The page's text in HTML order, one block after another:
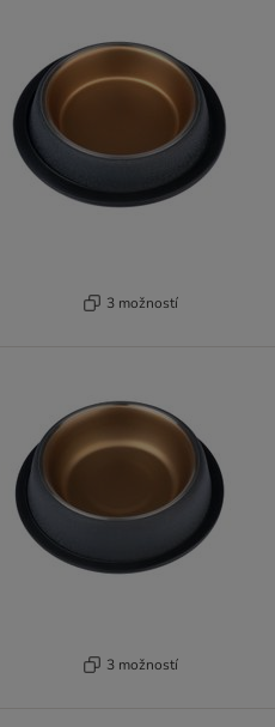
3 možností
3 možností